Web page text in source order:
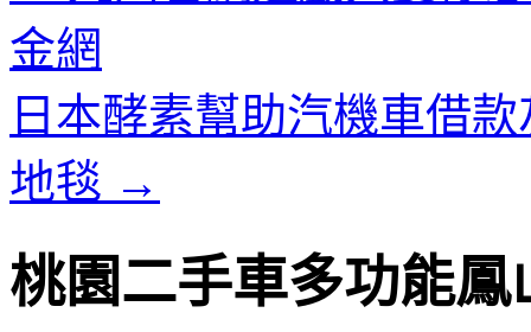
金網
日本酵素幫助汽機車借
地毯 →
桃園二手車多功能